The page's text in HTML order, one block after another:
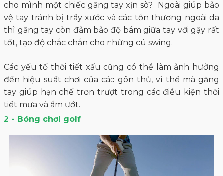
cho mình một chiếc găng tay xịn sò? Ngoài giúp bảo
vệ tay tránh bị trầy xước và các tổn thương ngoài da
thì găng tay còn đảm bảo độ bám giữa tay với gậy rất
tốt, tạo độ chắc chắn cho những cú swing.
Các yếu tố thời tiết xấu cũng có thể làm ảnh hưởng
đến hiệu suất chơi của các gôn thủ, vì thế mà găng
tay giúp hạn chế trơn trượt trong các điều kiện thời
tiết mưa và ẩm ướt.
2 - Bóng chơi golf